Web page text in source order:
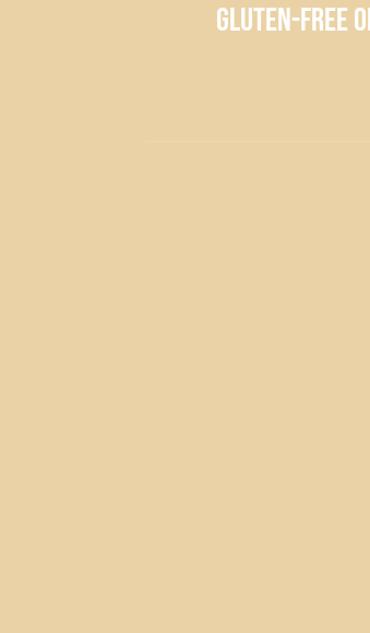
Gluten-Free